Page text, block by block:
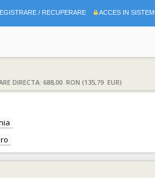
/ RECUPERARE ACCES IN SISTEM
DIRECTA: 688,00 RON (135,79 EUR)